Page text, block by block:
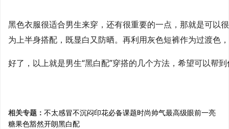
黑色衣服很适合男生来穿，还有很重要的一点，那就是可以
为上半身搭配，既显白又防晒。再利用灰色短裤作为过渡色
好了，以上就是男生“黑白配”穿搭的几个方法，希望可以帮
相关专题： 不太感冒不沉闷印花必备课题时尚帅气最高级眼前一亮
糖果色豁然开朗黑白配